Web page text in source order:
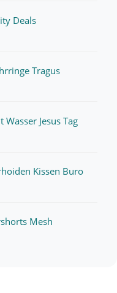
Deals
Tragus
Wasser Jesus Tag
Kissen Buro
Mesh